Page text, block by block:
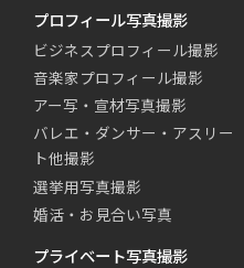
プロフィール写真撮影
ビジネスプロフィール撮影
音楽家プロフィール撮影
アー写・宣材写真撮影
バレエ・ダンサー・アスリー
ト他撮影
選挙用写真撮影
婚活・お見合い写真
プライベート写真撮影